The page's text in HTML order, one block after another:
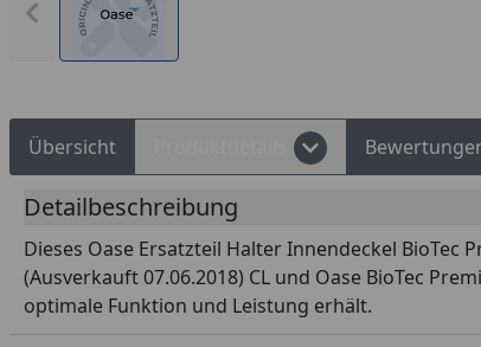
Vorheriges Bild anzeigen
Übersicht
Detailbeschreibung
Dieses Oase Ersatzteil Halter Innendeckel BioTec
(Ausverkauft 07.06.2018) CL und Oase BioTec
optimale Funktion und Leistung erhält.